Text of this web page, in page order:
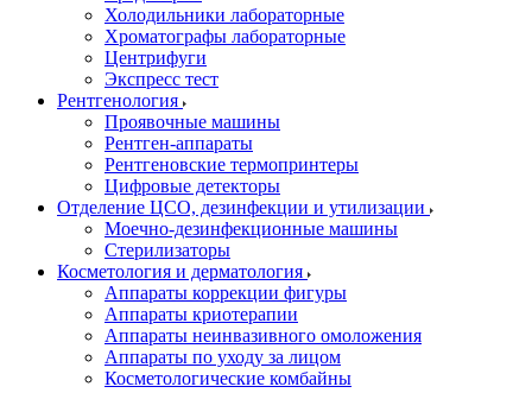
Холодильники лабораторные
Хроматографы лабораторные
Центрифуги
Экспресс тест
Рентгенология
Проявочные машины
Рентген-аппараты
Рентгеновские термопринтеры
Цифровые детекторы
Отделение ЦСО, дезинфекции и утилизации
Моечно-дезинфекционные машины
Стерилизаторы
Косметология и дерматология
Аппараты коррекции фигуры
Аппараты криотерапии
Аппараты неинвазивного омоложения
Аппараты по уходу за лицом
Косметологические комбайны